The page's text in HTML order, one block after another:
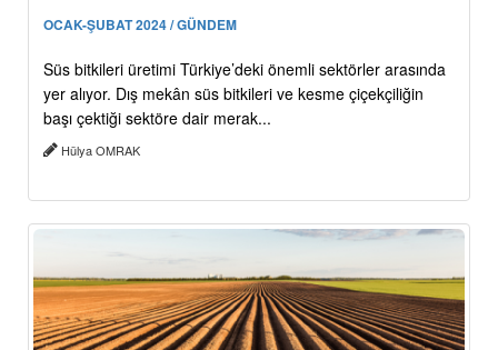
OCAK-ŞUBAT 2024 / GÜNDEM
Süs bitkileri üretimi Türkiye’deki önemli sektörler arasında
yer alıyor. Dış mekân süs bitkileri ve kesme çiçekçiliğin
başı çektiği sektöre dair merak...
Hülya OMRAK